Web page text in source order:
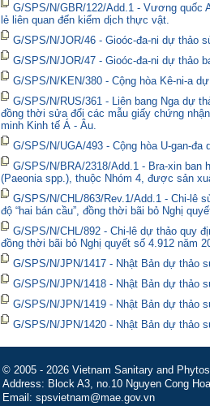
G/SPS/N/GBR/122/Add.1 - Vương quốc
lẻ liên quan đến kiểm dịch thực vật.
G/SPS/N/JOR/46 - Gioóc-đa-ni dự thảo
G/SPS/N/JOR/47 - Gioóc-đa-ni dự thảo
G/SPS/N/KEN/380 - Cộng hòa Kê-ni-a
G/SPS/N/RUS/361 - Liên bang Nga dự
đồng thời sửa đổi các mẫu giấy chứng
minh Kinh tế Á - Âu.
G/SPS/N/UGA/493 - Cộng hòa U-gan-
G/SPS/N/BRA/2318/Add.1 - Bra-xin ban
(Paeonia spp.), thuộc Nhóm 4, được sản
G/SPS/N/CHL/863/Rev.1/Add.1 - Chi-lê
độ “hai bán cầu”, đồng thời bãi bỏ Nghị
G/SPS/N/CHL/892 - Chi-lê dự thảo quy
đồng thời bãi bỏ Nghị quyết số 4.912 năm
G/SPS/N/JPN/1417 - Nhật Bản dự thảo
G/SPS/N/JPN/1418 - Nhật Bản dự thảo
G/SPS/N/JPN/1419 - Nhật Bản dự thảo
G/SPS/N/JPN/1420 - Nhật Bản dự thảo
© 2005 - 2026 Vietnam Sanitary and
Address: Block A3, no.10 Nguyen Cong
Email: spsvietnam@mae.gov.vn